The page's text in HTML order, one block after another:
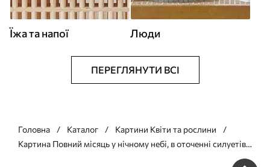
Їжа та напої Люди
ПЕРЕГЛЯНУТИ ВСІ
Головна Каталог
Картини Квіти та рослини
Картина Повний місяць у нічному небі, в оточенні силуетів